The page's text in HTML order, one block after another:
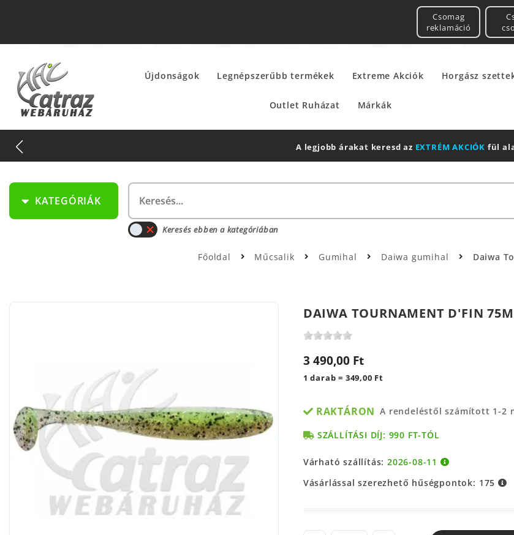
Csomag
reklamáció
Újdonságok Legnépszerűbb termékek Extreme Akciók Horgász
Outlet Ruházat Márkák
A legjobb árakat keresd az EXTRÉM AKCIÓK fül
KATEGÓRIÁK
Keresés ebben a kategóriában
Főoldal Műcsalik Gumihal Daiwa gumihal Daiwa
DAIWA TOURNAMENT D'FIN
3 490,00 Ft
1 darab = 349,00 Ft
RAKTÁRON A rendeléstől számított 1-2
SZÁLLÍTÁSI DÍJ: 990 FT-TÓL
Várható szállítás:2026-08-11
Vásárlással szerezhető hűségpontok: 175